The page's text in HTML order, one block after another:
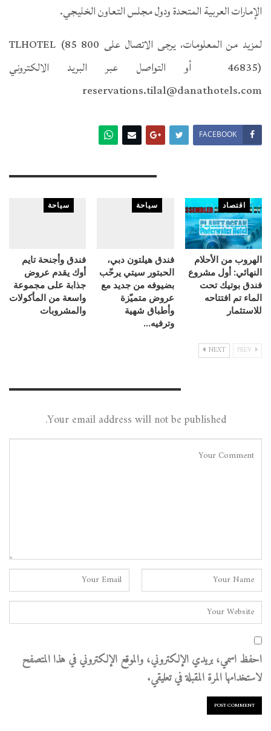
الإمارات العربية المتحدة ودول مجلس التعاون الخليجي.
لمزيد من المعلومات، يرجى الاتصال على 800 TLHOTEL (85
46835) أو التواصل عبر البريد الالكتروني
reservations.tilal@danathotels.com
FACEBOOK
اقتصاد
الهروب من الأحلام
النهائي: أول مشروع
فندق بوتيك تحت
الماء تم افتتاحه
للاستثمار
سياحة
فندق هيلتون دبي،
الحبتور سيتي يرحّب
بضيوفه من جديد مع
عروض متميّزة
وأطباق شهية
وترفيه…
سياحة
فندق وأجنحة تايم
أوك يقدم عروض
جذابة على مجموعة
واسعة من المأكولات
والمشروبات
NEXT
Your email address will not be published.
احفظ اسمي، بريدي الإلكتروني، والموقع الإلكتروني في هذا المتصفح
لاستخدامها المرة المقبلة في تعليقي.